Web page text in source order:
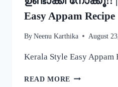
Easy Appam Recipe
By Neenu Karthika August
Kerala Style Easy Appam
READ MORE യീസ്റ്റ്